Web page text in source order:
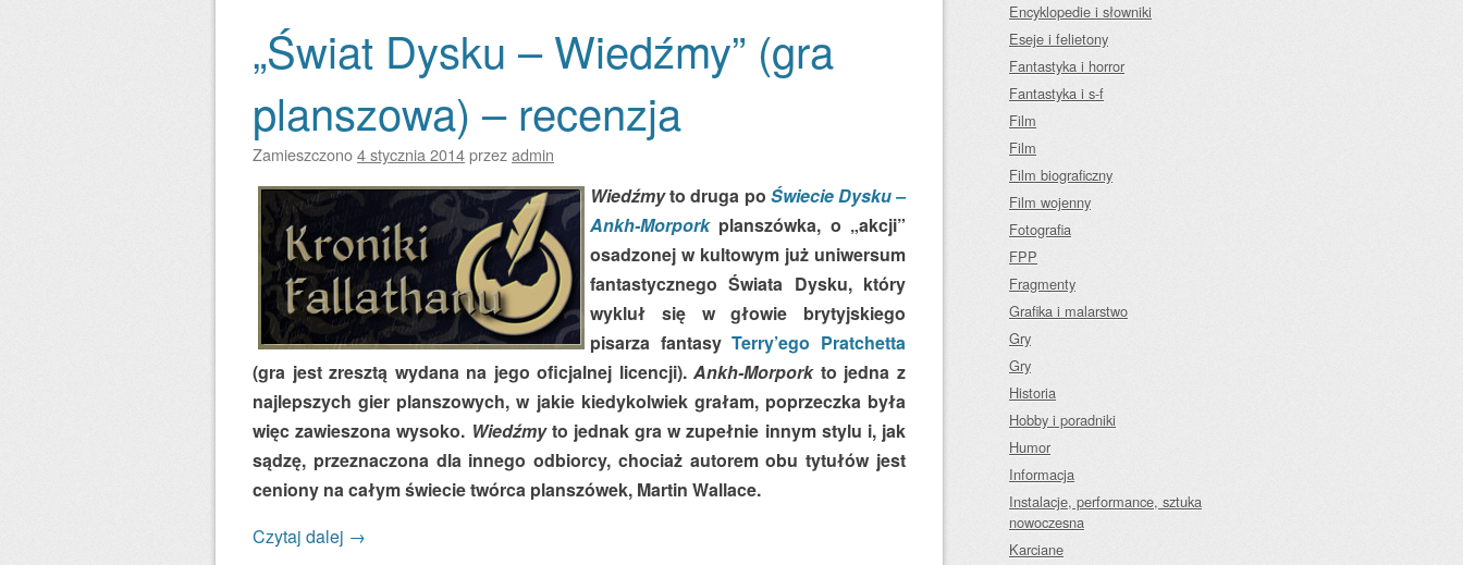
„Świat Dysku – Wiedźmy” (gra
planszowa) – recenzja
Zamieszczono4 stycznia 2014przezadmin
Wiedźmyto druga po Świecie Dysku –
Ankh-Morporkplanszówka, o „akcji”
osadzonej w kultowym już uniwersum
fantastycznego Świata Dysku, który
wykluł się w głowie brytyjskiego
pisarza fantasyTerry’ego Pratchetta
(gra jest zresztą wydana na jego oficjalnej licencji).Ankh-Morporkto jedna z
najlepszych gier planszowych, w jakie kiedykolwiek grałam, poprzeczka była
więc zawieszona wysoko. Wiedźmyto jednak gra w zupełnie innym stylu i, jak
sądzę, przeznaczona dla innego odbiorcy, chociaż autorem obu tytułów jest
ceniony na całym świecie twórca planszówek, Martin Wallace.
Czytaj dalej →
Encyklopedie i słowniki
Eseje i felietony
Fantastyka i horror
Fantastyka i s-f
Film
Film
Film biograficzny
Film wojenny
Fotografia
FPP
Fragmenty
Grafika i malarstwo
Gry
Gry
Historia
Hobby i poradniki
Humor
Informacja
Instalacje, performance, sztuka
nowoczesna
Karciane